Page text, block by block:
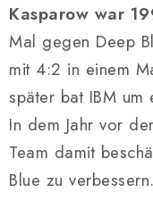
Kasparow war
Mal gegen Deep
mit 4:2 in einem
später bat IBM
In dem Jahr vor
Team damit
Blue zu verbessern.